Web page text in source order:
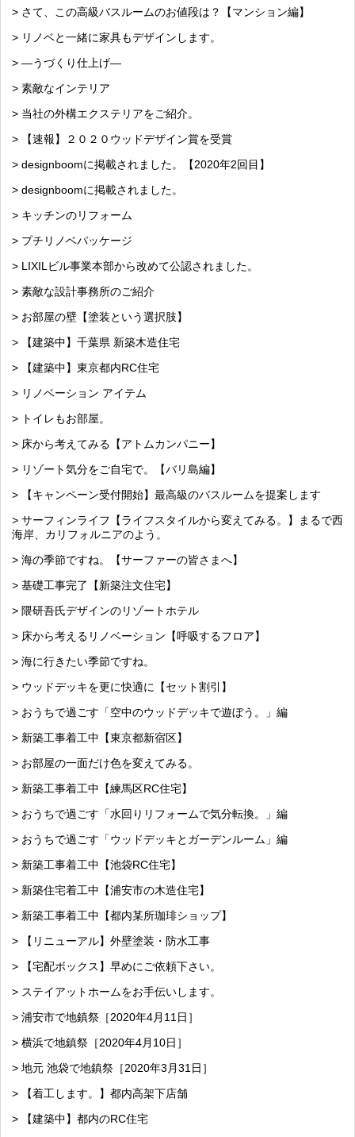
> さて、この高級バスルームのお値段は？【マンション編】
> リノベと一緒に家具もデザインします。
> —うづくり仕上げ—
> 素敵なインテリア
> 当社の外構エクステリアをご紹介。
> 【速報】２０２０ウッドデザイン賞を受賞
> designboomに掲載されました。【2020年2回目】
> designboomに掲載されました。
> キッチンのリフォーム
> プチリノベパッケージ
> LIXILビル事業本部から改めて公認されました。
> 素敵な設計事務所のご紹介
> お部屋の壁【塗装という選択肢】
> 【建築中】千葉県 新築木造住宅
> 【建築中】東京都内RC住宅
> リノベーション アイテム
> トイレもお部屋。
> 床から考えてみる【アトムカンパニー】
> リゾート気分をご自宅で。【バリ島編】
> 【キャンペーン受付開始】最高級のバスルームを提案します
> サーフィンライフ【ライフスタイルから変えてみる。】まるで西
海岸、カリフォルニアのよう。
> 海の季節ですね。【サーファーの皆さまへ】
> 基礎工事完了【新築注文住宅】
> 隈研吾氏デザインのリゾートホテル
> 床から考えるリノベーション【呼吸するフロア】
> 海に行きたい季節ですね。
> ウッドデッキを更に快適に【セット割引】
> おうちで過ごす「空中のウッドデッキで遊ぼう。」編
> 新築工事着工中【東京都新宿区】
> お部屋の一面だけ色を変えてみる。
> 新築工事着工中【練馬区RC住宅】
> おうちで過ごす「水回りリフォームで気分転換。」編
> おうちで過ごす「ウッドデッキとガーデンルーム」編
> 新築工事着工中【池袋RC住宅】
> 新築住宅着工中【浦安市の木造住宅】
> 新築工事着工中【都内某所珈琲ショップ】
> 【リニューアル】外壁塗装・防水工事
> 【宅配ボックス】早めにご依頼下さい。
> ステイアットホームをお手伝いします。
> 浦安市で地鎮祭［2020年4月11日］
> 横浜で地鎮祭［2020年4月10日］
> 地元 池袋で地鎮祭［2020年3月31日］
> 【着工します。】都内高架下店舗
> 【建築中】都内のRC住宅